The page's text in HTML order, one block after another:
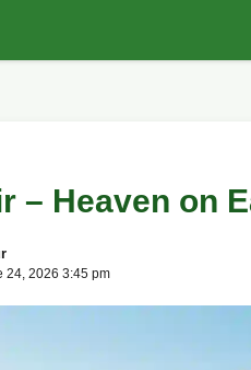
– Heaven on
24, 2026 3:45 pm